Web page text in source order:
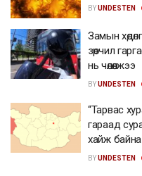
BYUNDESTEN
Замын
зөрчил
нь чөлөөлжээ
BYUNDESTEN
“Тарвас
гараад
хайж байна
BYUNDESTEN